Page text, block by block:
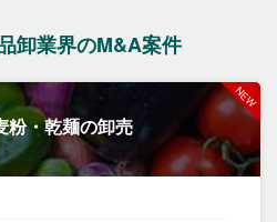
卸業界のM&A案件
粉・乾麺の卸売